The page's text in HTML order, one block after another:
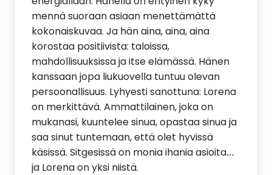
mennä suoraan asiaan menettämättä
kokonaiskuvaa. Ja hän aina, aina, aina
korostaa positiivista: taloissa,
mahdollisuuksissa ja itse elämässä. Hänen
kanssaan jopa liukuovella tuntuu olevan
persoonallisuus. Lyhyesti sanottuna: Lorena
on merkittävä. Ammattilainen, joka on
mukanasi, kuuntelee sinua, opastaa sinua ja
saa sinut tuntemaan, että olet hyvissä
käsissä. Sitgesissä on monia ihania asioita…
ja Lorena on yksi niistä.